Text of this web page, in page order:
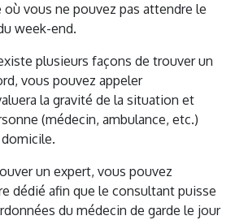
vous ne pouvez pas attendre le
week-end.
plusieurs façons de trouver un
vous pouvez appeler
la gravité de la situation et
(médecin, ambulance, etc.)
un expert, vous pouvez
dédié afin que le consultant puisse
du médecin de garde le jour